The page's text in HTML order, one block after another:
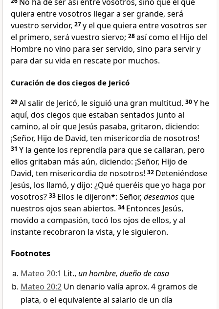
quiera entre vosotros llegar a ser grande, será
vuestro servidor, 27y el que quiera entre vosotros ser
el primero, será vuestro siervo; 28así como el Hijo del
Hombre no vino para ser servido, sino para servir y
para dar su vida en rescate por muchos.
Curación de dos ciegos de Jericó
29Al salir de Jericó, le siguió una gran multitud. 30Y he
aquí, dos ciegos que estaban sentados junto al
camino, al oír que Jesús pasaba, gritaron, diciendo:
¡Señor, Hijo de David, ten misericordia de nosotros!
31 Y la gente los reprendía para que se callaran, pero
ellos gritaban más aún, diciendo: ¡Señor, Hijo de
David, ten misericordia de nosotros! 32 Deteniéndose
Jesús, los llamó, y dijo: ¿Qué queréis que yo haga por
vosotros? 33 Ellos le dijeron*: Señor, deseamosque
nuestros ojos sean abiertos. 34 Entonces Jesús,
movido a compasión, tocó los ojos de ellos, y al
instante recobraron la vista, y le siguieron.
Footnotes
Mateo 20:1 Lit., un hombre, dueño de casa
Mateo 20:2 Un denario valía aprox. 4 gramos de
plata, o el equivalente al salario de un día